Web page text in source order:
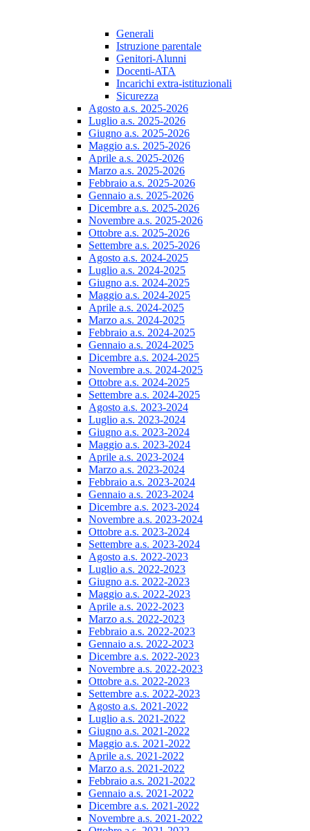
Generali
Istruzione parentale
Genitori-Alunni
Docenti-ATA
Incarichi extra-istituzionali
Sicurezza
Agosto a.s. 2025-2026
Luglio a.s. 2025-2026
Giugno a.s. 2025-2026
Maggio a.s. 2025-2026
Aprile a.s. 2025-2026
Marzo a.s. 2025-2026
Febbraio a.s. 2025-2026
Gennaio a.s. 2025-2026
Dicembre a.s. 2025-2026
Novembre a.s. 2025-2026
Ottobre a.s. 2025-2026
Settembre a.s. 2025-2026
Agosto a.s. 2024-2025
Luglio a.s. 2024-2025
Giugno a.s. 2024-2025
Maggio a.s. 2024-2025
Aprile a.s. 2024-2025
Marzo a.s. 2024-2025
Febbraio a.s. 2024-2025
Gennaio a.s. 2024-2025
Dicembre a.s. 2024-2025
Novembre a.s. 2024-2025
Ottobre a.s. 2024-2025
Settembre a.s. 2024-2025
Agosto a.s. 2023-2024
Luglio a.s. 2023-2024
Giugno a.s. 2023-2024
Maggio a.s. 2023-2024
Aprile a.s. 2023-2024
Marzo a.s. 2023-2024
Febbraio a.s. 2023-2024
Gennaio a.s. 2023-2024
Dicembre a.s. 2023-2024
Novembre a.s. 2023-2024
Ottobre a.s. 2023-2024
Settembre a.s. 2023-2024
Agosto a.s. 2022-2023
Luglio a.s. 2022-2023
Giugno a.s. 2022-2023
Maggio a.s. 2022-2023
Aprile a.s. 2022-2023
Marzo a.s. 2022-2023
Febbraio a.s. 2022-2023
Gennaio a.s. 2022-2023
Dicembre a.s. 2022-2023
Novembre a.s. 2022-2023
Ottobre a.s. 2022-2023
Settembre a.s. 2022-2023
Agosto a.s. 2021-2022
Luglio a.s. 2021-2022
Giugno a.s. 2021-2022
Maggio a.s. 2021-2022
Aprile a.s. 2021-2022
Marzo a.s. 2021-2022
Febbraio a.s. 2021-2022
Gennaio a.s. 2021-2022
Dicembre a.s. 2021-2022
Novembre a.s. 2021-2022